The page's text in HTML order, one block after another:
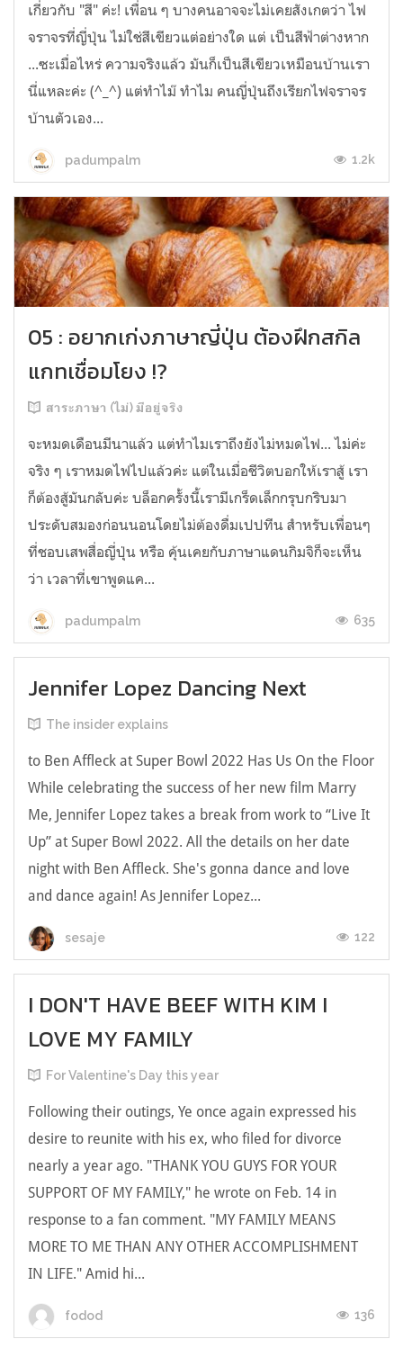
เกี่ยวกับ "สี" ค่ะ! เพื่อน ๆ บางคนอาจจะไม่เคยสังเกตว่า ไฟ
จราจรที่ญี่ปุ่น ไม่ใช่สีเขียวแต่อย่างใด แต่ เป็นสีฟ้าต่างหาก
...ซะเมื่อไหร่ ความจริงแล้ว มันก็เป็นสีเขียวเหมือนบ้านเรา
นี่แหละค่ะ (^_^) แต่ทำไม๊ ทำไม คนญี่ปุ่นถึงเรียกไฟจราจร
บ้านตัวเอง...
padumpalm 1.2k
05 : อยากเก่งภาษาญี่ปุ่น ต้องฝึกสกิล
แกทเชื่อมโยง !?
สาระภาษา (ไม่) มีอยู่จริง
จะหมดเดือนมีนาแล้ว แต่ทำไมเราถึงยังไม่หมดไฟ... ไม่ค่ะ
จริง ๆ เราหมดไฟไปแล้วค่ะ แต่ในเมื่อชีวิตบอกให้เราสู้ เรา
ก็ต้องสู้มันกลับค่ะ บล็อกครั้งนี้เรามีเกร็ดเล็กกรุบกริบมา
ประดับสมองก่อนนอนโดยไม่ต้องดื่มเปปทีน สำหรับเพื่อนๆ
ที่ชอบเสพสื่อญี่ปุ่น หรือ คุ้นเคยกับภาษาแดนกิมจิก็จะเห็น
ว่า เวลาที่เขาพูดแค...
padumpalm 635
Jennifer Lopez Dancing Next
The insider explains
to Ben Affleck at Super Bowl 2022 Has Us On the Floor
While celebrating the success of her new film Marry
Me, Jennifer Lopez takes a break from work to “Live It
Up” at Super Bowl 2022. All the details on her date
night with Ben Affleck. She's gonna dance and love
and dance again! As Jennifer Lopez...
sesaje 122
I DON'T HAVE BEEF WITH KIM I
LOVE MY FAMILY
For Valentine's Day this year
Following their outings, Ye once again expressed his
desire to reunite with his ex, who filed for divorce
nearly a year ago. "THANK YOU GUYS FOR YOUR
SUPPORT OF MY FAMILY," he wrote on Feb. 14 in
response to a fan comment. "MY FAMILY MEANS
MORE TO ME THAN ANY OTHER ACCOMPLISHMENT
IN LIFE." Amid hi...
fodod 136